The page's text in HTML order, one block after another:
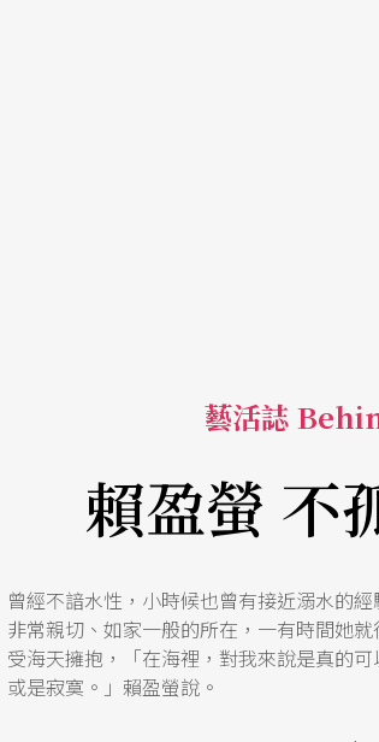
藝活誌
賴盈螢 不
曾經不諳水性，小時候也曾有接近溺水的
非常親切、如家一般的所在，一有時間她
受海天擁抱，「在海裡，對我來說是真的
或是寂寞。」賴盈螢說。